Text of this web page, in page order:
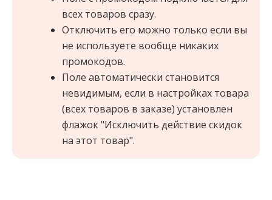
всех товаров сразу.
Отключить его можно только если вы
не используете вообще никаких
промокодов.
Поле автоматически становится
невидимым, если в настройках товара
(всех товаров в заказе) установлен
флажок "Исключить действие скидок
на этот товар".